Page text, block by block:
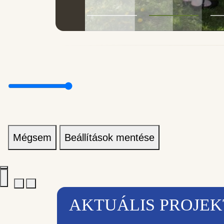
Mégsem Beállítások mentése
AKTUÁLIS